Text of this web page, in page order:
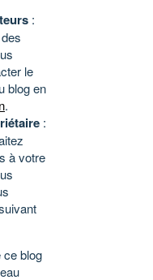
:
le
blog en
.
:
à votre
ce blog